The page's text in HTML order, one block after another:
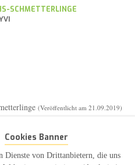
SCHMETTERLINGE
(Veröffentlicht am 21.09.2019)
FARBWAHL 6 WACHS-
Cookies Banner
Dienste von Drittanbietern, die uns